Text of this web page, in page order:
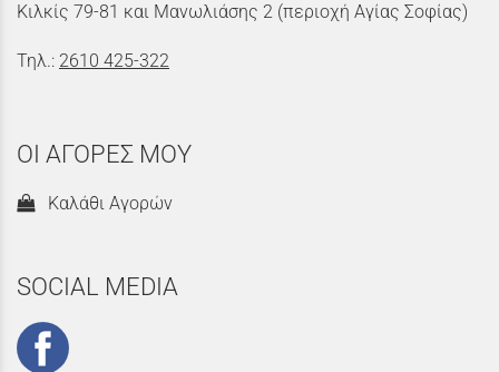
Κιλκίς 79-81 και Μανωλιάσης 2 (περιοχή Αγίας Σοφίας)
Τηλ.: 2610 425-322
ΟΙ ΑΓΟΡΕΣ ΜΟΥ
Καλάθι Αγορών
SOCIAL MEDIA